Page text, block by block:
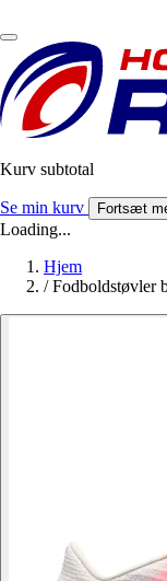
Kurv subtotal
Se min kurv Fortsæt
Loading...
Hjem
/ Fodboldstøvler